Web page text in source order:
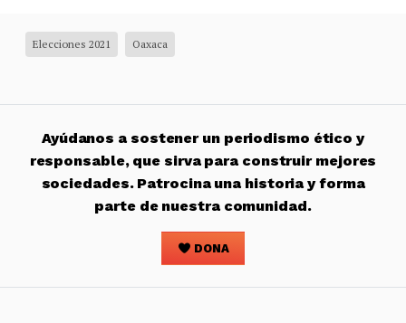
Elecciones 2021 Oaxaca
Ayúdanos a sostener un periodismo ético y
responsable, que sirva para construir mejores
sociedades. Patrocina una historia y forma
parte de nuestra comunidad.
DONA